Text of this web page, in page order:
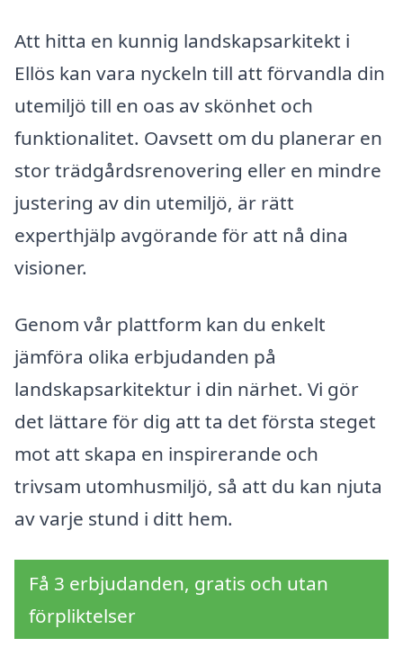
Att hitta en kunnig landskapsarkitekt i
Ellös kan vara nyckeln till att förvandla din
utemiljö till en oas av skönhet och
funktionalitet. Oavsett om du planerar en
stor trädgårdsrenovering eller en mindre
justering av din utemiljö, är rätt
experthjälp avgörande för att nå dina
visioner.
Genom vår plattform kan du enkelt
jämföra olika erbjudanden på
landskapsarkitektur i din närhet. Vi gör
det lättare för dig att ta det första steget
mot att skapa en inspirerande och
trivsam utomhusmiljö, så att du kan njuta
av varje stund i ditt hem.
Få 3 erbjudanden, gratis och utan
förpliktelser